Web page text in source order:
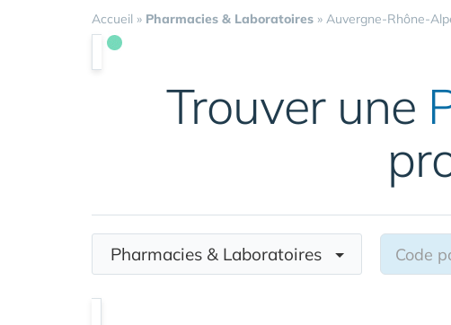
Accueil » Pharmacies & Laboratoires » Auvergne-Rhône-
Trouver une
Pharmacies & Laboratoires